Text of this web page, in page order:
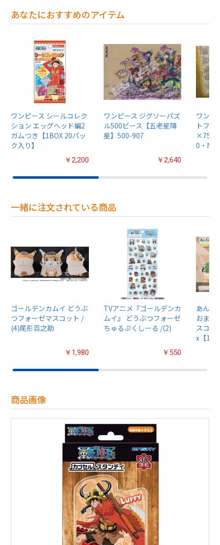
あなたにおすすめのアイテム
ワンピース シールコレク
ション エッグヘッド編2
ガムつき【1BOX 20パッ
ク入り】
￥2,200
ワンピース ジグソーパズ
ル500ピース【五老星降
星】500-907
￥2,640
ワンピ
トフレ
0・
一緒に注文されている商品
ゴールデンカムイ どうぶ
つフォーゼマスコット /
(4)尾形百之助
￥1,980
TVアニメ『ゴールデンカ
ムイ』 どうぶつフォーゼ
ちゅるぷくしーる /(2)
￥550
あんさ
おまん
スコッ
x【
商品画像